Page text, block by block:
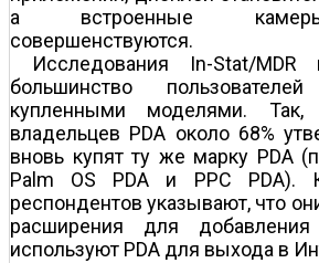
а встроенные
совершенствуются.
Исследования In-Stat/MDR
большинство
купленными моделями.
владельцев PDA около 68%
вновь купят ту же марку PDA
Palm OS PDA и PPC PDA).
респондентов указывают, что
расширения для
используют PDA для выхода в